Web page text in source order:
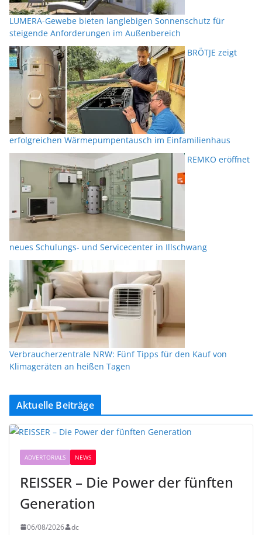
LUMERA-Gewebe bieten langlebigen Sonnenschutz für
steigende Anforderungen im Außenbereich
BRÖTJE zeigt
erfolgreichen Wärmepumpentausch im Einfamilienhaus
REMKO eröffnet
neues Schulungs- und Servicecenter in Illschwang
Verbraucherzentrale NRW: Fünf Tipps für den Kauf von
Klimageräten an heißen Tagen
Aktuelle Beiträge
ADVERTORIALS NEWS
REISSER – Die Power der fünften
Generation
06/08/2026 dc